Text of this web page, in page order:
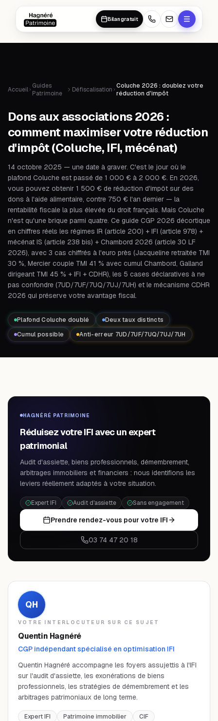
Bilan gratuit
Accueil Guides
Patrimoine
Défiscalisation Coluche 2026 : doublez votre
réduction d'impôt
Dons aux associations 2026 :
comment maximiser votre réduction
d'impôt (Coluche, IFI, mécénat)
14 octobre 2025 — une date à graver. C'est le jour où le
plafond Coluche est passé de 1 000 € à 2 000 €. En 2026,
vous pouvez obtenir 1 500 € de réduction d'impôt sur des
dons à l'aide alimentaire, contre 750 € l'an dernier — la
rentabilité fiscale la plus élevée du droit français. Mais Coluche
n'est qu'une brique parmi quatre. Ce guide CGP 2026 décortique
en chiffres réels les régimes IR (article 200) + IFI (article 978) +
mécénat IS (article 238 bis) + Chambord 2026 (article 30 LF
2026), avec 3 cas chiffrés à l'euro près (Jacqueline retraitée TMI
30 %, Mercier couple TMI 41 % avec cumul Chambord, Galland
dirigeant TMI 45 % + IFI + CDHR), les 5 cases déclaratives à ne
pas confondre (7UD/7UF/7UQ/7UJ/7UH) et le mécanisme CDHR
2026 qui préserve votre avantage fiscal.
Plafond Coluche doublé
Deux taux distincts
Cumul possible
Anti-erreur 7UD/7UF/7UQ/7UJ/7UH
HAGNÉRÉ PATRIMOINE
Réduisez votre IFI avec un expert
patrimonial
Audit d'assiette, biens professionnels, démembrement,
arbitrages immobiliers et financiers : nous identifions les
leviers réellement adaptés à votre situation.
Expert IFI Audit d'assiette Sans engagement
Prendre rendez-vous pour votre IFI
03 74 47 20 18
QH
VOTRE INTERLOCUTEUR SUR CE SUJET
Quentin Hagnéré
CGP indépendant spécialisé en optimisation IFI
Quentin Hagnéré accompagne les foyers assujettis à l'IFI
sur l'audit d'assiette, les exonérations de biens
professionnels, les stratégies de démembrement et les
arbitrages patrimoniaux de long terme.
Expert IFI Patrimoine immobilier CIF